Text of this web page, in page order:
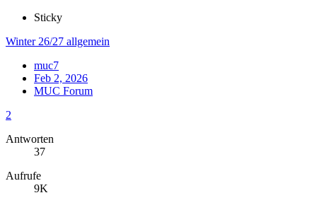
Sticky
Winter 26/27 allgemein
muc7
Feb 2, 2026
MUC Forum
2
Antworten
37
Aufrufe
9K